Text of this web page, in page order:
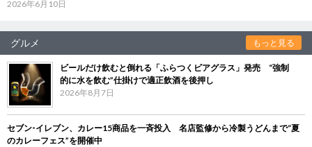
2026年6月10日
グルメ もっと見る
ビールだけ飲むと倒れる「ふらつくビアグラス」発売 “強制
的に水を飲む”仕掛けで適正飲酒を後押し
2026年8月7日
セブン‐イレブン、カレー15商品を一斉投入 名店監修から冷製うどんまで“夏
のカレーフェス”を開催中